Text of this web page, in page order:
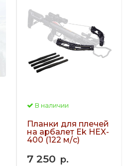
В наличии
Планки для плечей
на арбалет Ek HEX-
400 (122 м/с)
7 250 р.